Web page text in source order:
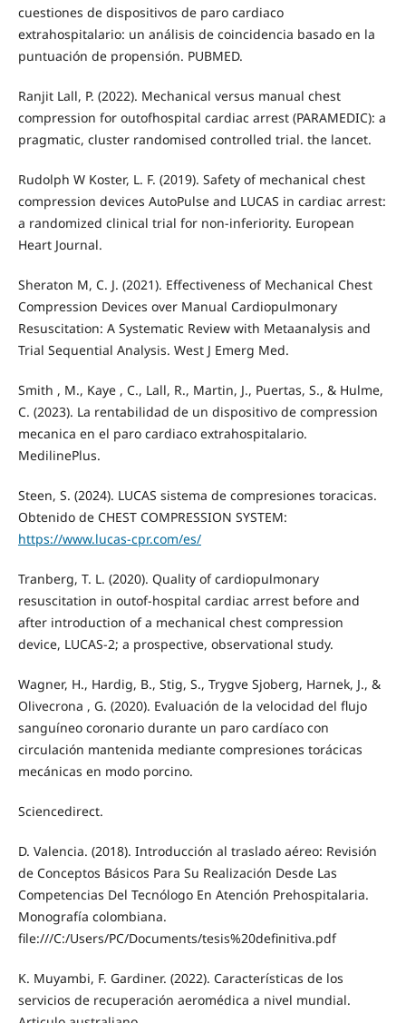
cuestiones de dispositivos de paro cardiaco
extrahospitalario: un análisis de coincidencia basado en la
puntuación de propensión. PUBMED.
Ranjit Lall, P. (2022). Mechanical versus manual chest
compression for outofhospital cardiac arrest (PARAMEDIC): a
pragmatic, cluster randomised controlled trial. the lancet.
Rudolph W Koster, L. F. (2019). Safety of mechanical chest
compression devices AutoPulse and LUCAS in cardiac arrest:
a randomized clinical trial for non-inferiority. European
Heart Journal.
Sheraton M, C. J. (2021). Effectiveness of Mechanical Chest
Compression Devices over Manual Cardiopulmonary
Resuscitation: A Systematic Review with Metaanalysis and
Trial Sequential Analysis. West J Emerg Med.
Smith , M., Kaye , C., Lall, R., Martin, J., Puertas, S., & Hulme,
C. (2023). La rentabilidad de un dispositivo de compression
mecanica en el paro cardiaco extrahospitalario.
MedilinePlus.
Steen, S. (2024). LUCAS sistema de compresiones toracicas.
Obtenido de CHEST COMPRESSION SYSTEM:
https://www.lucas-cpr.com/es/
Tranberg, T. L. (2020). Quality of cardiopulmonary
resuscitation in outof-hospital cardiac arrest before and
after introduction of a mechanical chest compression
device, LUCAS-2; a prospective, observational study.
Wagner, H., Hardig, B., Stig, S., Trygve Sjoberg, Harnek, J., &
Olivecrona , G. (2020). Evaluación de la velocidad del flujo
sanguíneo coronario durante un paro cardíaco con
circulación mantenida mediante compresiones torácicas
mecánicas en modo porcino.
Sciencedirect.
D. Valencia. (2018). Introducción al traslado aéreo: Revisión
de Conceptos Básicos Para Su Realización Desde Las
Competencias Del Tecnólogo En Atención Prehospitalaria.
Monografía colombiana.
file:///C:/Users/PC/Documents/tesis%20definitiva.pdf
K. Muyambi, F. Gardiner. (2022). Características de los
servicios de recuperación aeromédica a nivel mundial.